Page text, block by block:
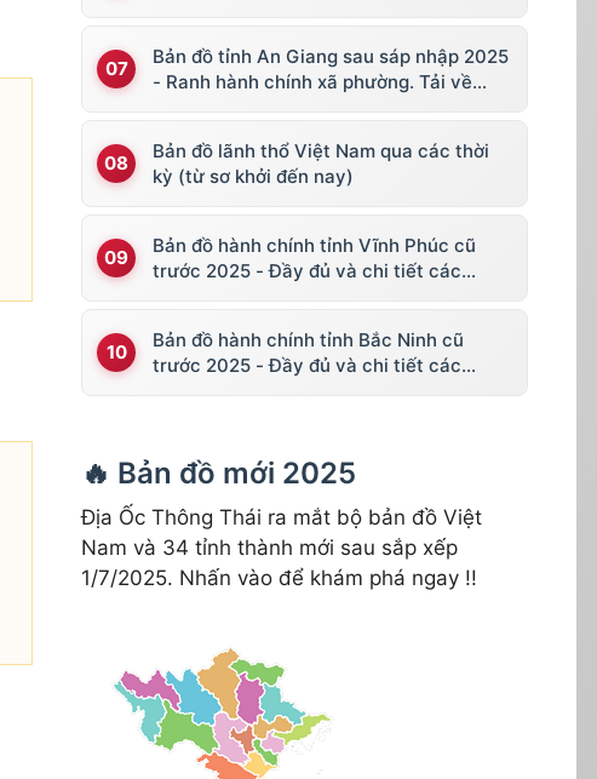
Bản đồ tỉnh An Giang sau sáp nhập 2025
- Ranh hành chính xã phường. Tải về
Bản đồ lãnh thổ Việt Nam qua các thời
kỳ (từ sơ khởi đến nay)
Bản đồ hành chính tỉnh Vĩnh Phúc cũ
trước 2025 - Đầy đủ và chi tiết các
Bản đồ hành chính tỉnh Bắc Ninh cũ
trước 2025 - Đầy đủ và chi tiết các
🔥 Bản đồ mới 2025
Địa Ốc Thông Thái ra mắt bộ bản đồ Việt
Nam và 34 tỉnh thành mới sau sắp xếp
1/7/2025. Nhấn vào để khám phá ngay !!